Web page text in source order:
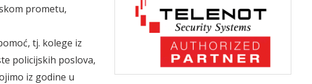
prometu,
tj. kolege iz
policijskih poslova,
iz godine u